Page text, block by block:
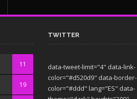
11
19
TWITTER
data-tweet-limit="4" data-link-
color="#d520d9" data-border-
color="#ddd" lang="ES" data-